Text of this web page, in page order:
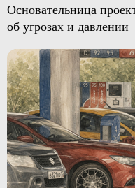
Основательница
об угрозах и давлении